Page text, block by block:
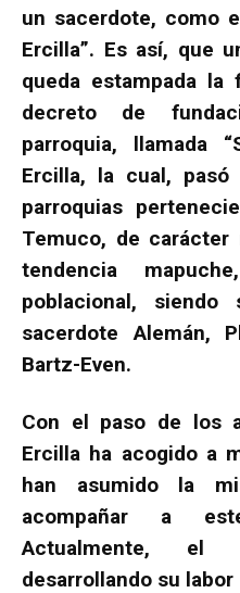
un sacerdote, como
Ercilla”. Es así, que
queda estampada
decreto de
parroquia, llamada
Ercilla, la cual,
parroquias
Temuco, de
tendencia
poblacional,
sacerdote Alemán,
Bartz-Even.
Con el paso de los
Ercilla ha acogido a
han asumido la
acompañar a
Actualmente, el
desarrollando su